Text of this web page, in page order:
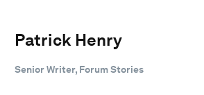
Patrick Henry
Senior Writer, Forum Stories